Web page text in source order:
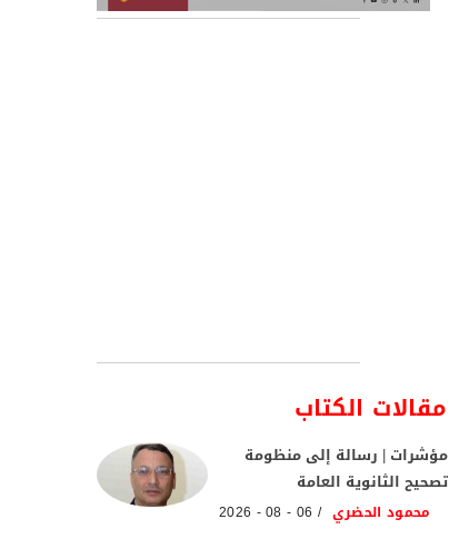
مقالات الكتاب
مؤشرات | رسالة إلى منظومة
تصحيح الثانوية العامة
محمود الحضري 06 - 08 - 2026